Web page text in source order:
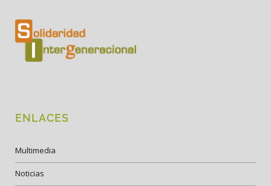
ENLACES
Multimedia
Noticias